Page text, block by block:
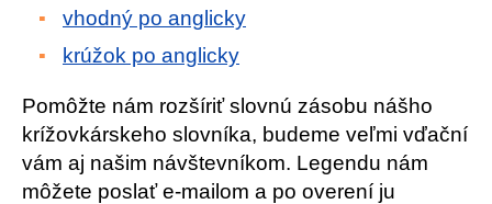
vhodný po anglicky
krúžok po anglicky
Pomôžte nám rozšíriť slovnú zásobu nášho
krížovkárskeho slovníka, budeme veľmi vďační
vám aj našim návštevníkom. Legendu nám
môžete poslať e-mailom a po overení ju